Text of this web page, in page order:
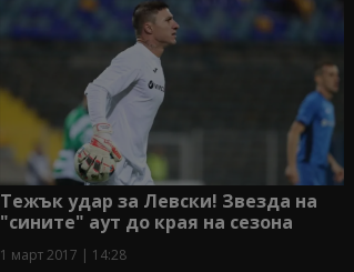
Тежък удар за Левски! Звезда на
"сините" аут до края на сезона
1 март 2017 | 14:28